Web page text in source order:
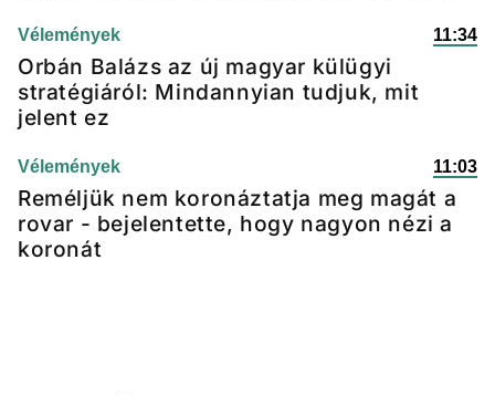
Vélemények 11:34
Orbán Balázs az új magyar külügyi
stratégiáról: Mindannyian tudjuk, mit
jelent ez
Vélemények 11:03
Reméljük nem koronáztatja meg magát a
rovar - bejelentette, hogy nagyon nézi a
koronát